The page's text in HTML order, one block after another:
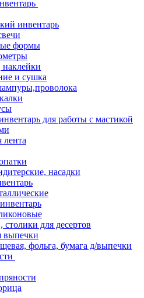
инвентарь
формы
и сушка
для работы с мастикой
лента
насадки
столики для десертов
выпечки
фольга, бумага д/выпечки